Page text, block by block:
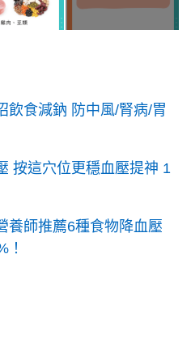
飲食減鈉 防中風/腎病/胃
按這穴位更穩血壓提神 1
養師推薦6種食物降血壓
！